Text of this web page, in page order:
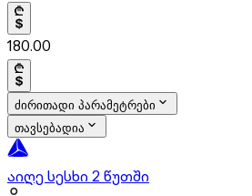
180.00
ძირითადი პარამეტრები
თავსებადია
აიღე სესხი 2 წუთში